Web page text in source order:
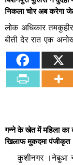
निकला चोर अब करेगा
लोक अधिकार
बीती देर रात एक
गन्ने के खेत में महिला
खिलाफ मुकदमा पंजीकृत
कुशीनगर ।नेबुआ